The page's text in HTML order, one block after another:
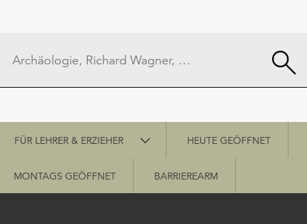
Schnellzugriff
FÜR LEHRER & ERZIEHER HEUTE GEÖFFNET
MONTAGS GEÖFFNET BARRIEREARM